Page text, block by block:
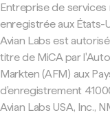
Entreprise de services
enregistrée aux États-
Avian Labs est
titre de MiCA par
Markten (AFM) aux
d'enregistrement
Avian Labs USA, Inc.,